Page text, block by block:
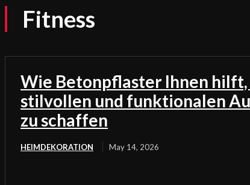
Fitness
Wie Betonpflaster Ihnen
stilvollen und funktionalen
zu schaffen
HEIMDEKORATION May 14, 2026